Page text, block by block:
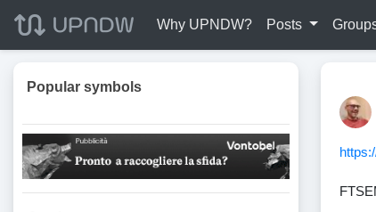
Why UPNDW? Posts
Popular symbols